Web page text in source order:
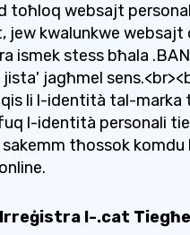
toħloq websajt
jew kwalunkwe websajt
ismek stess bħala
jagħmel
li l-identità tal-marka
l-identità personali
tħossok komdu
Irreġistra l-.cat